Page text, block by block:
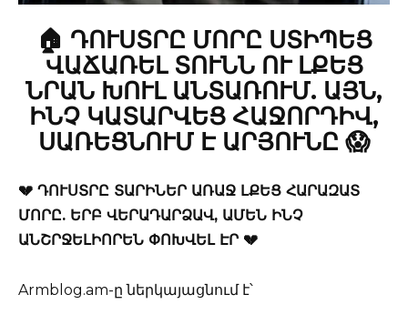
🏠 ԴՈՒՍՏՐԸ ՄՈՐԸ ՍՏԻՊԵՑ
ՎԱՃԱՌԵԼ ՏՈՒՆՆ ՈՒ ԼՔԵՑ
ՆՐԱՆ ԽՈՒԼ ԱՆՏԱՌՈՒՄ. ԱՅՆ,
ԻՆՉ ԿԱՏԱՐՎԵՑ ՀԱՋՈՐԴԻՎ,
ՍԱՌԵՑՆՈՒՄ Է ԱՐՅՈՒՆԸ 😱
💔 ԴՈՒՍՏՐԸ ՏԱՐԻՆԵՐ ԱՌԱՋ ԼՔԵՑ ՀԱՐԱԶԱՏ
ՄՈՐԸ. ԵՐԲ ՎԵՐԱԴԱՐՁԱՎ, ԱՄԵՆ ԻՆՉ
ԱՆՇՐՋԵԼԻՈՐԵՆ ՓՈԽՎԵԼ ԷՐ 💔
Armblog.am-ը ներկայացնում է՝